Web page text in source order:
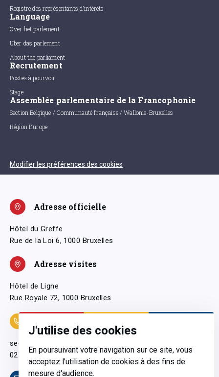
J'utilise des cookies
En poursuivant votre navigation sur ce site, vous
acceptez l'utilisation de cookies à des fins de
mesure d'audience.
Registre des représentants d'intérêts
Language
Over het parlement
Uber das parlement
About the parliament
Recrutement
Postes à pourvoir
Stage
Assemblée parlementaire de la Francophonie
Section Belgique / Communauté française / Wallonie-Bruxelles
Région Europe
Modifier les préférences des cookies
Adresse officielle
Hôtel du Greffe
Rue de la Loi 6, 1000 Bruxelles
Adresse visites
Hôtel de Ligne
Rue Royale 72, 1000 Bruxelles
secretariatgeneral@pfwb.be
02 506 38 11